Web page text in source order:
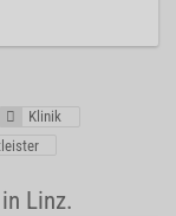
Klinik
Linz.